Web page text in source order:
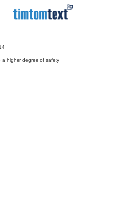
a higher degree of safety